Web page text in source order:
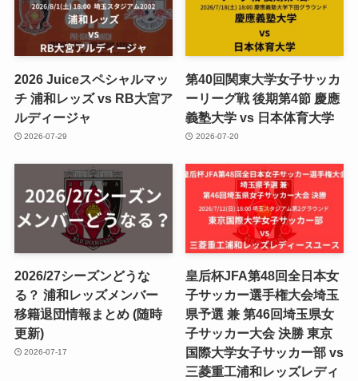
2026 Juiceスペシャルマッ
チ 浦和レッズ vs RB大宮ア
ルディージャ
2026-07-29
第40回関東大学女子サッカ
ーリーグ戦 後期第4節 慶應
義塾大学 vs 日本体育大学
2026-07-20
2026/27シーズンどうな
る？ 浦和レッズメンバー
移籍退団情報まとめ (随時
更新)
2026-07-17
皇后杯JFA第48回全日本女
子サッカー選手権大会埼玉
県予選 兼 第46回埼玉県女
子サッカー大会 決勝 東京
国際大学女子サッカー部 vs
三菱重工浦和レッズレディ